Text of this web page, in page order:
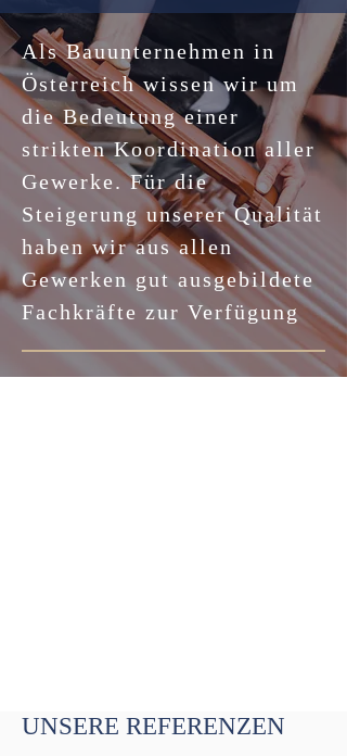
Als Bauunternehmen in
Österreich wissen wir um
die Bedeutung einer
strikten Koordination aller
Gewerke. Für die
Steigerung unserer Qualität
haben wir aus allen
Gewerken gut ausgebildete
Fachkräfte zur Verfügung
UNSERE REFERENZEN